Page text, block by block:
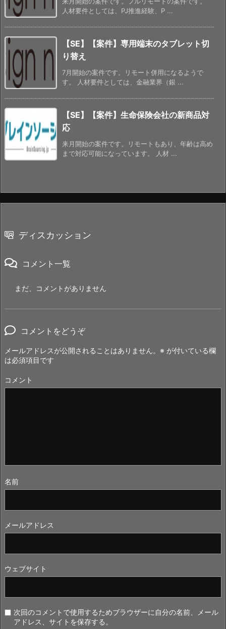
人材要件としては、PJ推進経験、P ...
【SE】【案件】専用端末のタブレット切
り替え
7月開始の案件です。リモート併用になるようで
す。 人材要件としては、金融業界（銀 ...
【SE】【案件】生命保険会社の新商品対
応
来月開始の案件です。リモートもあり、年齢は高め
まで対応可能になっています。 人材 ...
ディスカッション
コメント一覧
まだ、コメントがありません
コメントをどうぞ
メールアドレスが公開されることはありません。 ※ が付いている欄
は必須項目です
コメント
名前
メールアドレス
ウェブサイト
次回のコメントで使用するためブラウザーに自分の名前、メール
アドレス、サイトを保存する。